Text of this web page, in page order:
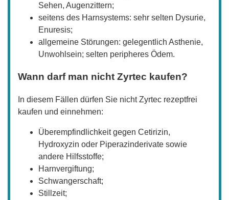
Sehen, Augenzittern;
seitens des Harnsystems: sehr selten Dysurie,
Enuresis;
allgemeine Störungen: gelegentlich Asthenie,
Unwohlsein; selten peripheres Ödem.
Wann darf man nicht Zyrtec kaufen?
In diesem Fällen dürfen Sie nicht Zyrtec rezeptfrei
kaufen und einnehmen:
Überempfindlichkeit gegen Cetirizin,
Hydroxyzin oder Piperazinderivate sowie
andere Hilfsstoffe;
Harnvergiftung;
Schwangerschaft;
Stillzeit;